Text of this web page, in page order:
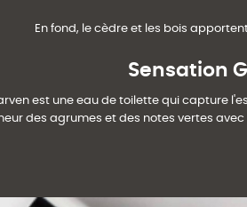
En fond, le cèdre et les bois
Sensation
est une eau de toilette qui capture
des agrumes et des notes vertes